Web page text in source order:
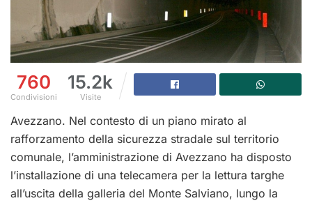
760
Condivisioni
15.2k
Visite
Avezzano. Nel contesto di un piano mirato al
rafforzamento della sicurezza stradale sul territorio
comunale, l’amministrazione di Avezzano ha disposto
l’installazione di una telecamera per la lettura targhe
all’uscita della galleria del Monte Salviano, lungo la